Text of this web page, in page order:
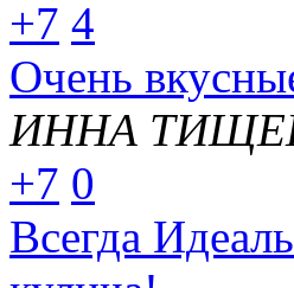
+7 4
Очень
ИННА
+7 0
Всегда